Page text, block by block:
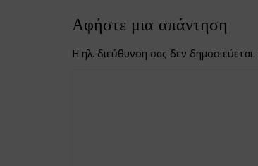
Αφήστε μια απάντηση
Η ηλ. διεύθυνση σας δεν δημοσιεύεται.